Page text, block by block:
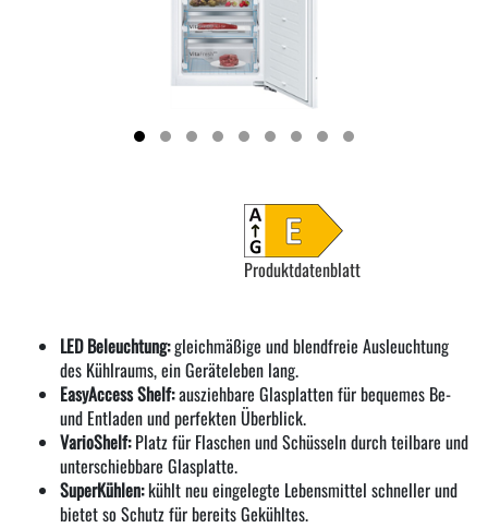
LED Beleuchtung:gleichmäßige und blendfreie Ausleuchtung
des Kühlraums, ein Geräteleben lang.
EasyAccess Shelf:ausziehbare Glasplatten für bequemes Be-
und Entladen und perfekten Überblick.
VarioShelf:Platz für Flaschen und Schüsseln durch teilbare und
unterschiebbare Glasplatte.
SuperKühlen:kühlt neu eingelegte Lebensmittel schneller und
bietet so Schutz für bereits Gekühltes.
Produktdatenblatt